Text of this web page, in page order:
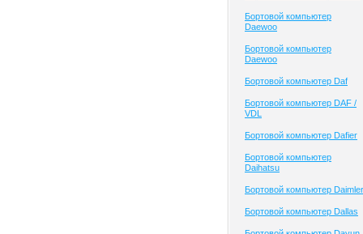
Бортовой компьютер
Daewoo
Бортовой компьютер
Daewoo
Бортовой компьютер Daf
Бортовой компьютер DAF /
VDL
Бортовой компьютер Dafier
Бортовой компьютер
Daihatsu
Бортовой компьютер Daimler
Бортовой компьютер Dallas